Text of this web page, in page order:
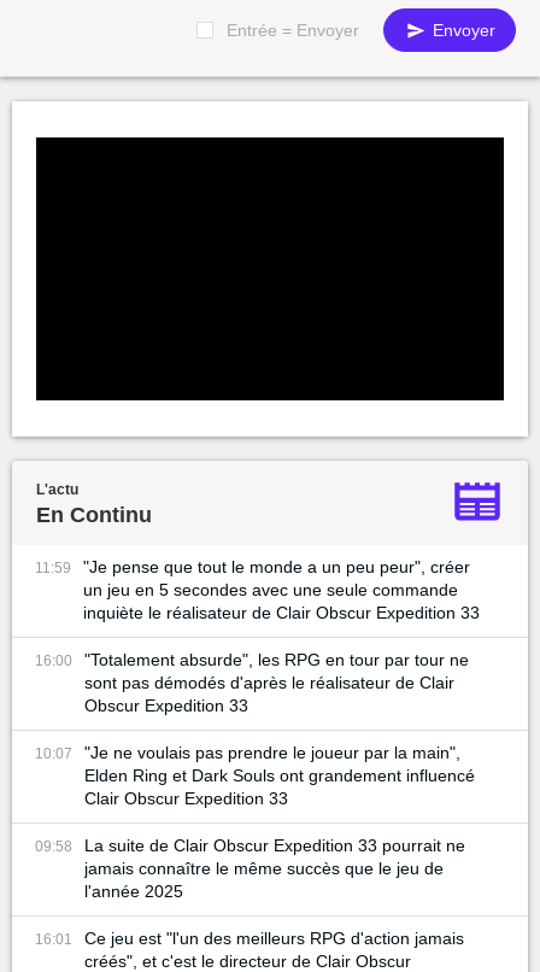
Entrée = Envoyer Envoyer
L'actu
En Continu
11:59
"Je pense que tout le monde a un peu peur", créer
un jeu en 5 secondes avec une seule commande
inquiète le réalisateur de Clair Obscur Expedition 33
16:00
"Totalement absurde", les RPG en tour par tour ne
sont pas démodés d'après le réalisateur de Clair
Obscur Expedition 33
10:07
"Je ne voulais pas prendre le joueur par la main",
Elden Ring et Dark Souls ont grandement influencé
Clair Obscur Expedition 33
09:58
La suite de Clair Obscur Expedition 33 pourrait ne
jamais connaître le même succès que le jeu de
l'année 2025
16:01
Ce jeu est "l'un des meilleurs RPG d'action jamais
créés", et c'est le directeur de Clair Obscur